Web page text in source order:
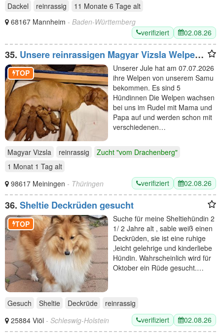
Dackel
reinrassig 11 Monate 6 Tage alt
68167 Mannheim - Baden-Württemberg
verifiziert
02.08.26
35. Unsere reinrassigen Magyar Vizsla Welpen
sind geboren
TOP
Unserer Jule hat am 07.07.2026
ihre Welpen von unserem Samu
bekommen. Es sind 5
Hündinnen Die Welpen wachsen
bei uns im Rudel mit Mama und
Papa auf und werden schon mit
verschiedenen…
Magyar Vizsla reinrassig
Zucht "vom Drachenberg"
1 Monat 1 Tag alt
98617 Meiningen - Thüringen verifiziert 02.08.26
36. Sheltie Deckrüden gesucht
TOP
Suche für meine Sheltiehündin 2
1/ 2 Jahre alt , sable weiß einen
Deckrüden, sie ist eine ruhige
,leicht gelehrige und kinderliebe
Hündin. Wahrscheinlich wird für
Oktober ein Rüde gesucht.…
Gesuch Sheltie Deckrüde
reinrassig
25884 Viöl - Schleswig-Holstein verifiziert 02.08.26